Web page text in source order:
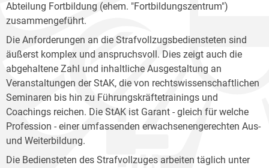
Abteilung Fortbildung (ehem. "Fortbildungszentrum")
zusammengeführt.
Die Anforderungen an die Strafvollzugsbediensteten sind
äußerst komplex und anspruchsvoll. Dies zeigt auch die
abgehaltene Zahl und inhaltliche Ausgestaltung an
Veranstaltungen der StAK, die von rechtswissenschaftlichen
Seminaren bis hin zu Führungskräftetrainings und
Coachings reichen. Die StAK ist Garant - gleich für welche
Profession - einer umfassenden erwachsenengerechten Aus-
und Weiterbildung.
Die Bediensteten des Strafvollzuges arbeiten täglich unter